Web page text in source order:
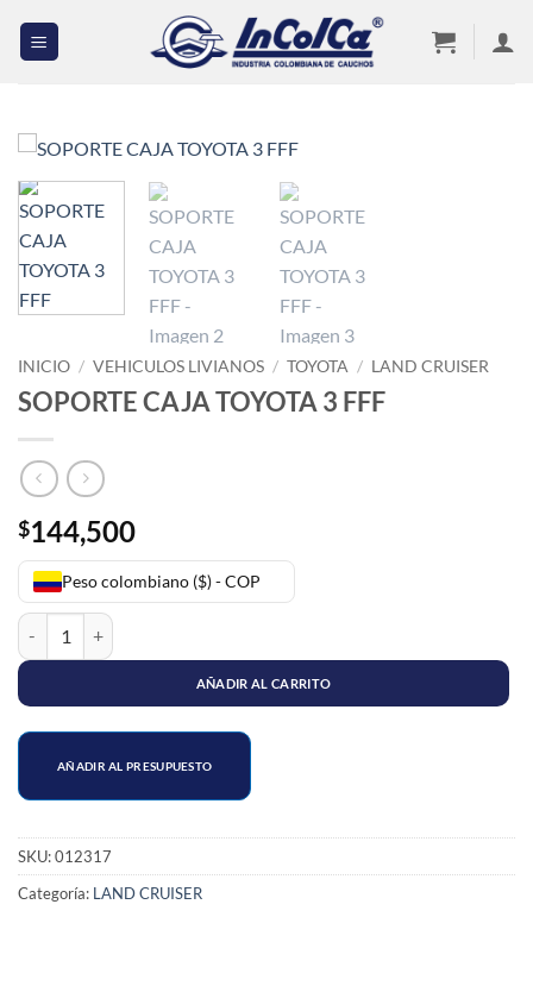
INICIO / VEHICULOS LIVIANOS / TOYOTA / LAND CRUISER
SOPORTE CAJA TOYOTA 3 FFF
$144,500
Peso colombiano ($) - COP
SOPORTE CAJA TOYOTA 3 FFF cantidad
AÑADIR AL CARRITO
AÑADIR AL PRESUPUESTO
SKU:012317
Categoría: LAND CRUISER